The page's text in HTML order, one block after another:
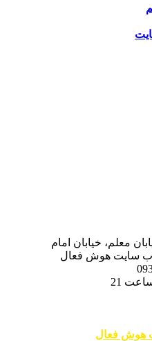
معلم، خیابان امام
هوش فعال